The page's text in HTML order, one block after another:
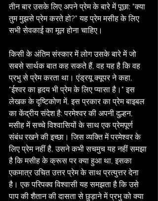
तीन बार उसके लिए अपने प्रेम के बारे में पूछा: "क्या
तुम मुझसे प्रेम करते हो?" यह प्रेम मसीह के लिए
सभी सेवकाई का मूल होना चाहिए।
किसी के अंतिम संस्कार में लोग उसके बारे में जो
सबसे सार्थक बात कह सकते हैं, वह यह है कि वह
प्रभु से प्रेम करता था। एंड्रयू क्यूपर ने कहा,
"ईश्वर का हृदय भी प्रेम के लिए प्यासा है।" इस
लेखक के दृष्टिकोण में, इस प्रकार का प्रेम बाइबल
का केंद्रीय संदेश है: परमेश्वर की अपनी दुल्हन,
मसीह में सच्चे विश्वासियों के साथ एक प्रेमपूर्ण
संबंध रखने की इच्छा। जिस व्यक्ति में परमेश्वर के
लिए प्रेम नहीं है, उसने कभी सचमुच यह नहीं समझा
है कि मसीह के क्रूस पर क्या हुआ था, इसका
एकमात्र उचित उत्तर प्रेम के साथ प्रत्युत्तर देना
है। एक परिपक्व विश्वासी यह समझता है कि उसे
पाप की शैतान की दासता से छुड़ाने में प्रभु को क्या